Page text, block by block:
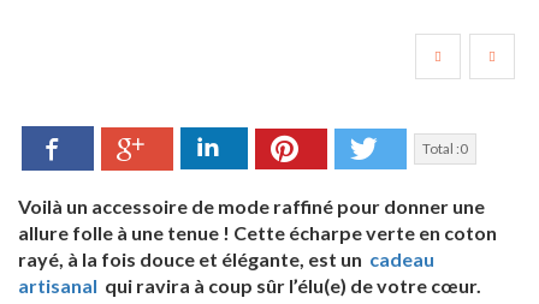
Facebook Google+ LinkedIn Pinterest Twitter
Total :0
Voilà un accessoire de mode raffiné pour donner une
allure folle à une tenue ! Cette écharpe verte en coton
rayé, à la fois douce et élégante, est un cadeau
artisanal qui ravira à coup sûr l’élu(e) de votre cœur.